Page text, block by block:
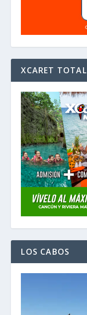
XCARET TOTAL
LOS CABOS